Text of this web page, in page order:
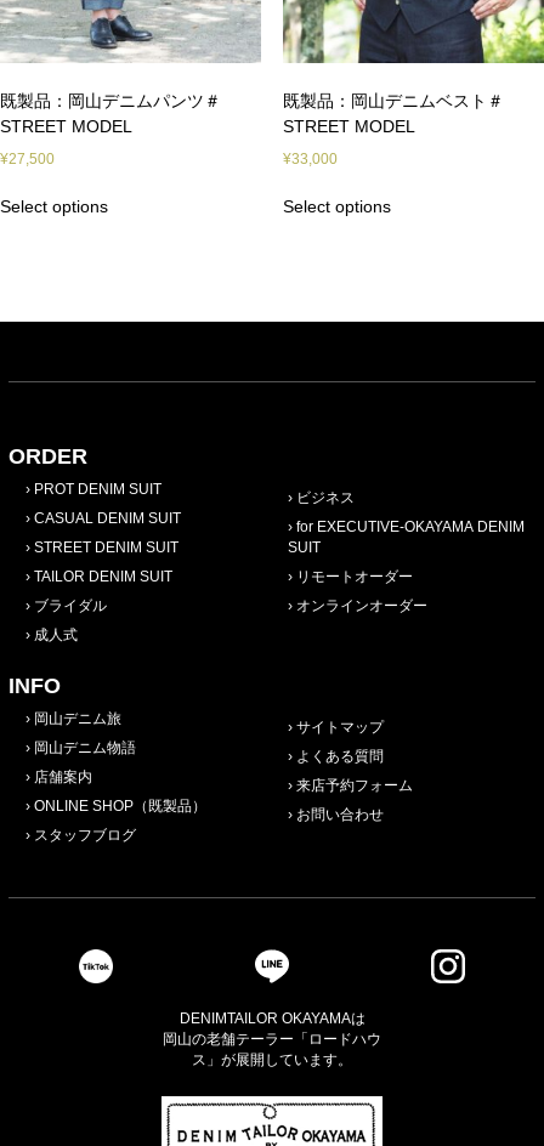
既製品：岡山デニムパンツ＃
STREET MODEL
¥27,500
Select options
既製品：岡山デニムベスト＃
STREET MODEL
¥33,000
Select options
ORDER
PROT DENIM SUIT
CASUAL DENIM SUIT
STREET DENIM SUIT
TAILOR DENIM SUIT
ブライダル
成人式
ビジネス
for EXECUTIVE-OKAYAMA DENIM
SUIT
リモートオーダー
オンラインオーダー
INFO
岡山デニム旅
岡山デニム物語
店舗案内
ONLINE SHOP（既製品）
スタッフブログ
サイトマップ
よくある質問
来店予約フォーム
お問い合わせ
DENIMTAILOR OKAYAMAは
岡山の老舗テーラー「ロードハウ
ス」が展開しています。